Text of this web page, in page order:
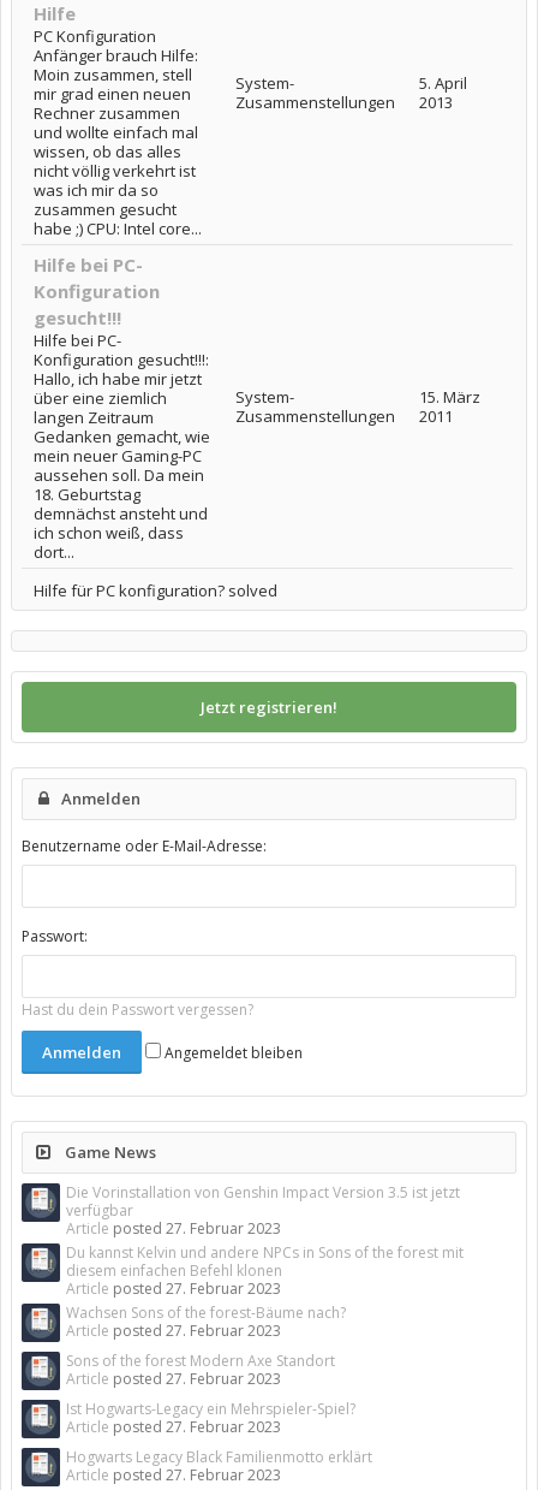
Hilfe
PC Konfiguration
Anfänger brauch Hilfe:
Moin zusammen, stell
mir grad einen neuen
Rechner zusammen
und wollte einfach mal
wissen, ob das alles
nicht völlig verkehrt ist
was ich mir da so
zusammen gesucht
habe ;) CPU: Intel core...
System-
Zusammenstellungen
5. April
2013
Hilfe bei PC-
Konfiguration
gesucht!!!
Hilfe bei PC-
Konfiguration gesucht!!!:
Hallo, ich habe mir jetzt
über eine ziemlich
langen Zeitraum
Gedanken gemacht, wie
mein neuer Gaming-PC
aussehen soll. Da mein
18. Geburtstag
demnächst ansteht und
ich schon weiß, dass
dort...
System-
Zusammenstellungen
15. März
2011
Hilfe für PC konfiguration? solved
Jetzt registrieren!
Anmelden
Benutzername oder E-Mail-Adresse:
Passwort:
Hast du dein Passwort vergessen?
Angemeldet bleiben
Game News
Die Vorinstallation von Genshin Impact Version 3.5 ist jetzt
verfügbar
Article posted 27. Februar 2023
Du kannst Kelvin und andere NPCs in Sons of the forest mit
diesem einfachen Befehl klonen
Article posted 27. Februar 2023
Wachsen Sons of the forest-Bäume nach?
Article posted 27. Februar 2023
Sons of the forest Modern Axe Standort
Article posted 27. Februar 2023
Ist Hogwarts-Legacy ein Mehrspieler-Spiel?
Article posted 27. Februar 2023
Hogwarts Legacy Black Familienmotto erklärt
Article posted 27. Februar 2023